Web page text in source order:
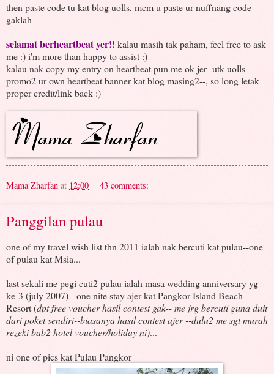
then paste code tu kat blog uolls, mcm u paste ur nuffnang code
gaklah
selamat berheartbeat yer!! kalau masih tak paham, feel free to ask
me :) i'm more than happy to assist :)
kalau nak copy my entry on heartbeat pun me ok jer--utk uolls
promo2 ur own heartbeat banner kat blog masing2--, so long letak
proper credit/link back :)
Mama Zharfan at 12:00 43 comments:
Panggilan pulau
one of my travel wish list thn 2011 ialah nak bercuti kat pulau--one
of pulau kat Msia...
last sekali me pegi cuti2 pulau ialah masa wedding anniversary yg
ke-3 (july 2007) - one nite stay ajer kat Pangkor Island Beach
Resort (dpt free voucher hasil contest gak-- me jrg bercuti guna duit
dari poket sendiri--biasanya hasil contest ajer --dulu2 me sgt murah
rezeki bab2 hotel voucher/holiday ni)...
ni one of pics kat Pulau Pangkor